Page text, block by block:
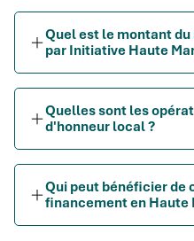
Quel est le montant
par Initiative Haute
Quelles sont les
d'honneur local ?
Qui peut bénéficier de
financement en Haute